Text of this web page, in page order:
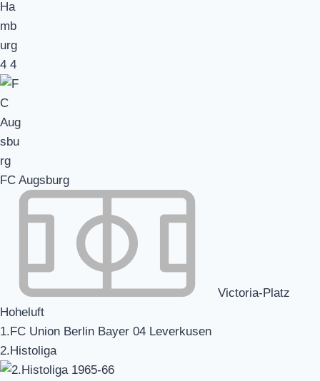
4 4
FC Augsburg
Victoria-Platz
Hoheluft
1.FC Union Berlin Bayer 04 Leverkusen
2.Histoliga